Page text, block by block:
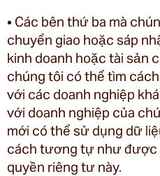
• Các bên thứ ba mà
chuyển giao hoặc sáp
kinh doanh hoặc tài sản
chúng tôi có thể tìm
với các doanh nghiệp
với doanh nghiệp của
mới có thể sử dụng dữ
cách tương tự như được
quyền riêng tư này.